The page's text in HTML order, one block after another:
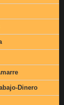
Dinero